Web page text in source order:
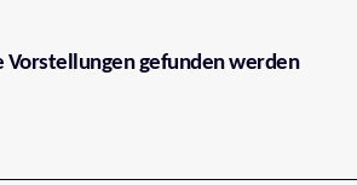
Vorstellungen gefunden werden